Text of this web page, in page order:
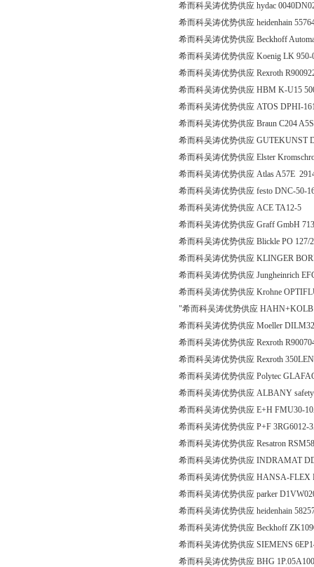
希而科吴涛优势供应 hydac
希而科吴涛优势供应 heidenhain
希而科吴涛优势供应 Beckhoff
希而科吴涛优势供应 Koenig LK 950-
希而科吴涛优势供应 Rexroth
希而科吴涛优势供应 HBM K-U15
希而科吴涛优势供应 ATOS DPHI-
希而科吴涛优势供应 Braun C204
希而科吴涛优势供应 GUTEKUNST
希而科吴涛优势供应 Elster
希而科吴涛优势供应 Atlas A57E
希而科吴涛优势供应 festo DNC-50-
希而科吴涛优势供应 ACE TA12-5
希而科吴涛优势供应 Graff GmbH
希而科吴涛优势供应 Blickle PO 127/
希而科吴涛优势供应 KLINGER
希而科吴涛优势供应 Jungheinrich
希而科吴涛优势供应 Krohne
"希而科吴涛优势供应 HAHN+KOLB
希而科吴涛优势供应 Moeller
希而科吴涛优势供应 Rexroth
希而科吴涛优势供应 Rexroth
希而科吴涛优势供应 Polytec
希而科吴涛优势供应 ALBANY
希而科吴涛优势供应 E+H FMU30-
希而科吴涛优势供应 P+F 3RG6012-
希而科吴涛优势供应 Resatron
希而科吴涛优势供应 INDRAMAT
希而科吴涛优势供应 HANSA-FLEX
希而科吴涛优势供应 parker
希而科吴涛优势供应 heidenhain
希而科吴涛优势供应 Beckhoff
希而科吴涛优势供应 SIEMENS
希而科吴涛优势供应 BHG